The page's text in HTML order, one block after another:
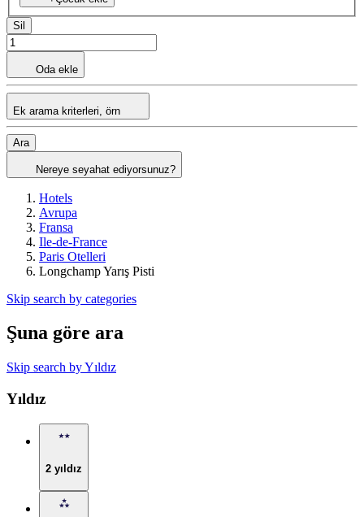
Sil
Oda ekle
Ek arama kriterleri, örn
Ara
Nereye seyahat ediyorsunuz?
Hotels
Avrupa
Fransa
Ile-de-France
Paris Otelleri
Longchamp Yarış Pisti
Skip search by categories
Şuna göre ara
Skip search by Yıldız
Yıldız
2 yıldız